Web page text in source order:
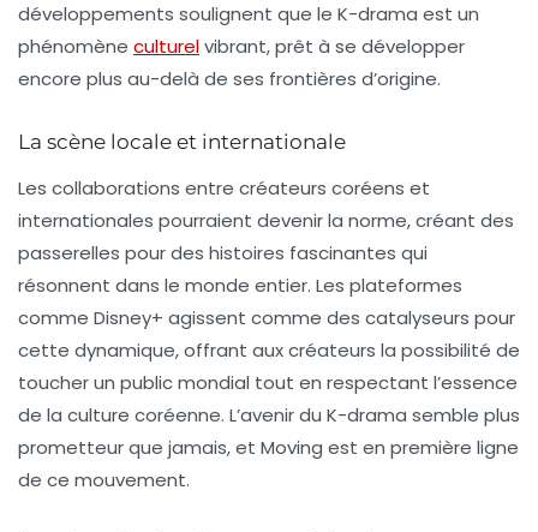
développements soulignent que le K-drama est un
phénomène culturelvibrant, prêt à se développer
encore plus au-delà de ses frontières d’origine.
La scène locale et internationale
Les collaborations entre créateurs coréens et
internationales pourraient devenir la norme, créant des
passerelles pour des histoires fascinantes qui
résonnent dans le monde entier. Les plateformes
comme Disney+ agissent comme des catalyseurs pour
cette dynamique, offrant aux créateurs la possibilité de
toucher un public mondial tout en respectant l’essence
de la culture coréenne. L’avenir du K-drama semble plus
prometteur que jamais, et Moving est en première ligne
de ce mouvement.